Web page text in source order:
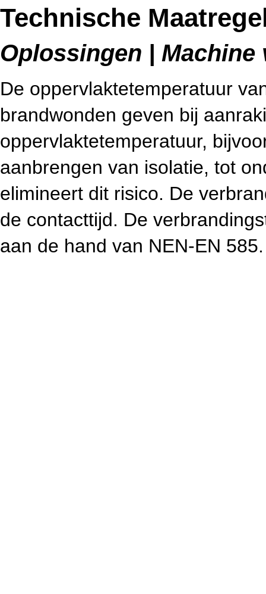
Technische
Oplossingen |
De oppervlaktetemperatuur
brandwonden geven bij
oppervlaktetemperatuur,
aanbrengen van isolatie, tot
elimineert dit risico. De
de contacttijd. De
aan de hand van NEN-EN 585.